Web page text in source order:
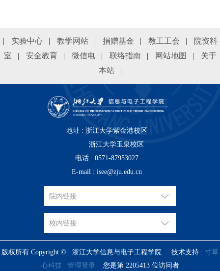
| 实验中心 | 教学网站 | 捐赠基金 | 教工工会 |
院资料
室
| 安全教育 | 微信电 | 联络指南 | 网站地图 |
关于
本站
|
地址 : 浙江大学紫金港校区
浙江大学玉泉校区
电话 : 0571-87953027
E-mail : isee@zju.edu.cn
版权所有 Copyright © 浙江大学信息与电子工程学院 技术支持 : 寸草
心科技
管理登录 您是第 2205413 位访问者